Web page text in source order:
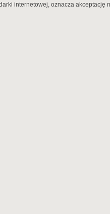
internetowej, oznacza akceptację